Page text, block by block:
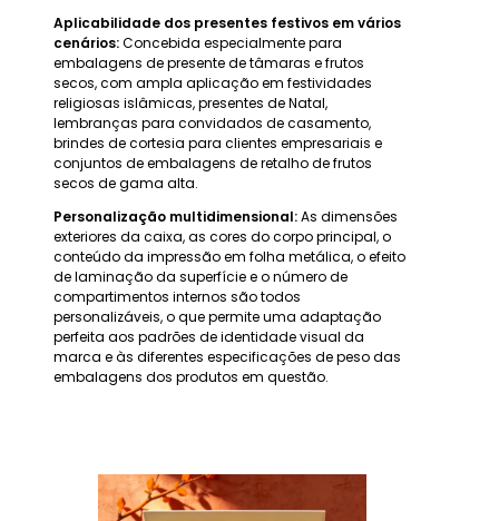
Aplicabilidade dos presentes festivos em vários
cenários:Concebida especialmente para
embalagens de presente de tâmaras e frutos
secos, com ampla aplicação em festividades
religiosas islâmicas, presentes de Natal,
lembranças para convidados de casamento,
brindes de cortesia para clientes empresariais e
conjuntos de embalagens de retalho de frutos
secos de gama alta.
Personalização multidimensional:As dimensões
exteriores da caixa, as cores do corpo principal, o
conteúdo da impressão em folha metálica, o efeito
de laminação da superfície e o número de
compartimentos internos são todos
personalizáveis, o que permite uma adaptação
perfeita aos padrões de identidade visual da
marca e às diferentes especificações de peso das
embalagens dos produtos em questão.